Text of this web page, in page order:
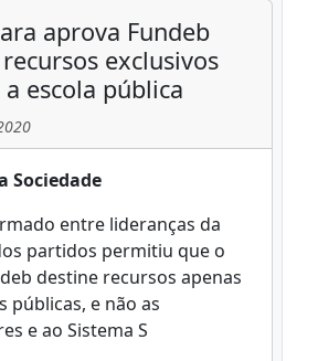
aprova Fundeb
exclusivos
escola pública
Sociedade
entre lideranças da
partidos permitiu que o
destine recursos apenas
públicas, e não as
e ao Sistema S